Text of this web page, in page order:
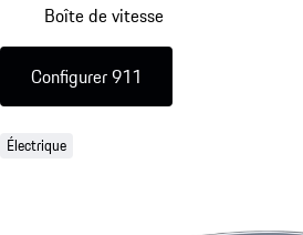
Boîte de vitesse
Configurer 911
Électrique